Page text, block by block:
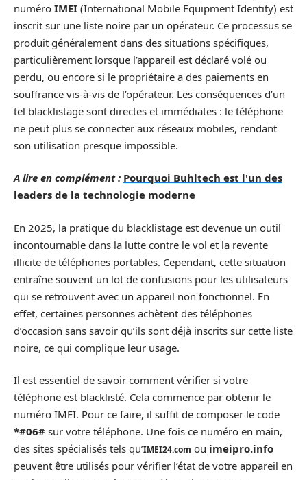
numéro IMEI (International Mobile Equipment Identity) est
inscrit sur une liste noire par un opérateur. Ce processus se
produit généralement dans des situations spécifiques,
particulièrement lorsque l’appareil est déclaré volé ou
perdu, ou encore si le propriétaire a des paiements en
souffrance vis-à-vis de l’opérateur. Les conséquences d’un
tel blacklistage sont directes et immédiates : le téléphone
ne peut plus se connecter aux réseaux mobiles, rendant
son utilisation presque impossible.
A lire en complément : Pourquoi Buhltech est l'un des
leaders de la technologie moderne
En 2025, la pratique du blacklistage est devenue un outil
incontournable dans la lutte contre le vol et la revente
illicite de téléphones portables. Cependant, cette situation
entraîne souvent un lot de confusions pour les utilisateurs
qui se retrouvent avec un appareil non fonctionnel. En
effet, certaines personnes achètent des téléphones
d’occasion sans savoir qu’ils sont déjà inscrits sur cette liste
noire, ce qui complique leur usage.
Il est essentiel de savoir comment vérifier si votre
téléphone est blacklisté. Cela commence par obtenir le
numéro IMEI. Pour ce faire, il suffit de composer le code
*#06# sur votre téléphone. Une fois ce numéro en main,
des sites spécialisés tels qu’IMEI24.com ou imeipro.info
peuvent être utilisés pour vérifier l’état de votre appareil en